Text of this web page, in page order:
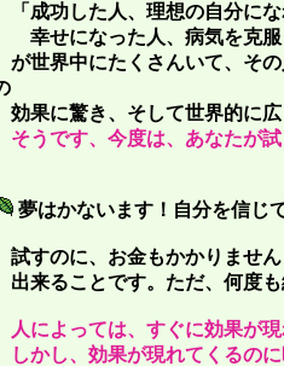
「成功した人、理想の自分に
幸せになった人、病気を克服
が世界中にたくさんいて、そ
効果に驚き、そして世界的に
そうです、今度は、あなたが
夢はかないます！自分を信じ
試すのに、お金もかかりませ
出来ることです。ただ、何度
人によっては、すぐに効果が
しかし、効果が現れてくるの